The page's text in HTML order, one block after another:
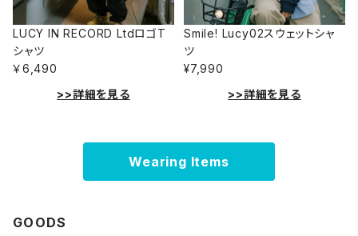
LUCY IN RECORD LtdロゴT
シャツ
￥6,490
>>詳細を見る
Smile! Lucy02スウェットシャ
ツ
¥7,990
>>詳細を見る
Wearing Items
GOODS